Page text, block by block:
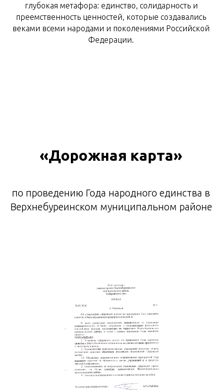
глубокая метафора: единство, солидарность и
преемственность ценностей, которые создавались
веками всеми народами и поколениями Российской
Федерации.
«Дорожная карта»
по проведению Года народного единства в
Верхнебуреинском муниципальном районе